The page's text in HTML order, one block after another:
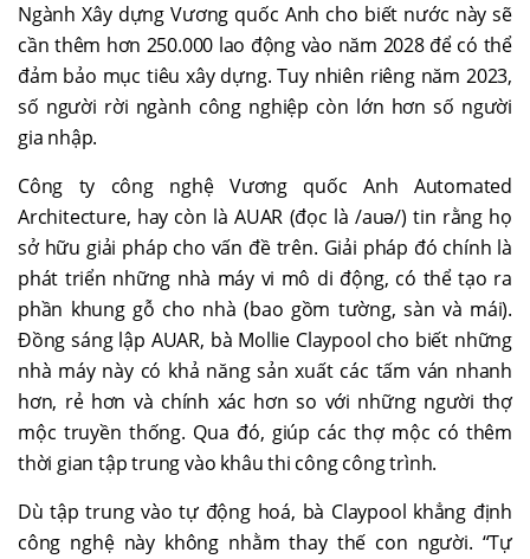
Ngành Xây dựng Vương quốc Anh cho biết nước này sẽ
cần thêm hơn 250.000 lao động vào năm 2028 để có thể
đảm bảo mục tiêu xây dựng. Tuy nhiên riêng năm 2023,
số người rời ngành công nghiệp còn lớn hơn số người
gia nhập.
Công ty công nghệ Vương quốc Anh Automated
Architecture, hay còn là AUAR (đọc là /auə/) tin rằng họ
sở hữu giải pháp cho vấn đề trên. Giải pháp đó chính là
phát triển những nhà máy vi mô di động, có thể tạo ra
phần khung gỗ cho nhà (bao gồm tường, sàn và mái).
Đồng sáng lập AUAR, bà Mollie Claypool cho biết những
nhà máy này có khả năng sản xuất các tấm ván nhanh
hơn, rẻ hơn và chính xác hơn so với những người thợ
mộc truyền thống. Qua đó, giúp các thợ mộc có thêm
thời gian tập trung vào khâu thi công công trình.
Dù tập trung vào tự động hoá, bà Claypool khẳng định
công nghệ này không nhằm thay thế con người. “Tự